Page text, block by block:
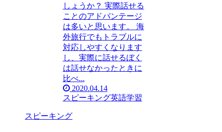
しょうか？ 実際話せる
ことのアドバンテージ
は多いと思います。 海
外旅行でもトラブルに
対応しやすくなります
し、実際に話せるぼく
は話せなかったときに
比べ...
2020.04.14
スピーキング英語学習
スピーキング